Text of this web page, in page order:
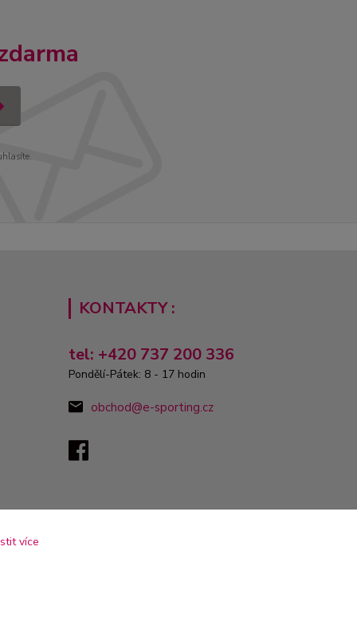
KONTAKTY :
tel: +420 737 200 336
Pondělí-Pátek: 8 - 17 hodin
obchod@e-sporting.cz
více